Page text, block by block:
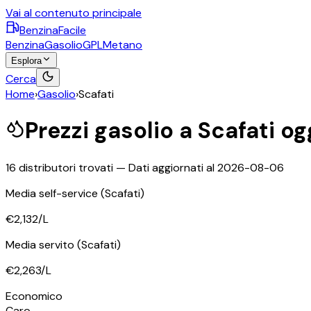
Vai al contenuto principale
BenzinaFacile
BenzinaGasolioGPLMetano
Esplora
Cerca
Home›Gasolio›Scafati
Prezzi gasolio a Scafati
16 distributori trovati — Dati aggiornati al2026-08-06
Media self-service (Scafati)
€2,132/L
Media servito (Scafati)
€2,263/L
Economico